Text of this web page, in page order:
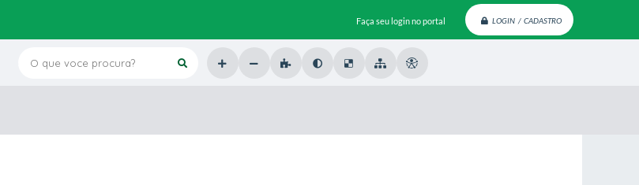
Faça seu login no portal LOGIN / CADASTRO
O que voce procura?